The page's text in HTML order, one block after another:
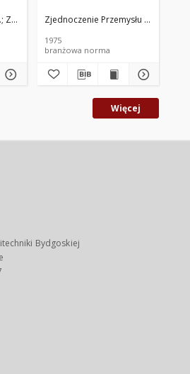
Zjednoczenie Przemysłu Ziemniaczanego,
Zjednoczenie Przemysłu
1975
branżowa norma
Więcej
Bydgoskiej